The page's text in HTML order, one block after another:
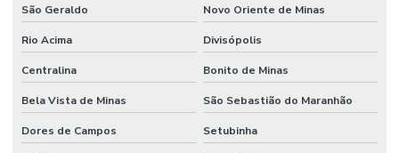
São Geraldo Novo Oriente de Minas
Rio Acima Divisópolis
Centralina Bonito de Minas
Bela Vista de Minas São Sebastião do Maranhão
Dores de Campos Setubinha